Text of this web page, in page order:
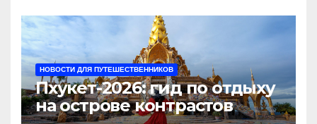
НОВОСТИ ДЛЯ ПУТЕШЕСТВЕННИКОВ
Пхукет-2026: гид по отдыху
на острове контрастов